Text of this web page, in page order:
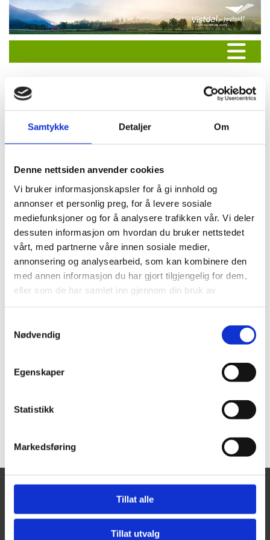
Samtykke Detaljer Om
Denne nettsiden anvender cookies
Vi bruker informasjonskapsler for å gi innhold og
annonser et personlig preg, for å levere sosiale
mediefunksjoner og for å analysere trafikken vår. Vi deler
dessuten informasjon om hvordan du bruker nettstedet
vårt, med partnerne våre innen sosiale medier,
annonsering og analysearbeid, som kan kombinere den
med annen informasjon du har gjort tilgjengelig for dem,
eller som de har samlet inn gjennom din bruk av
Nødvendig
Egenskaper
Statistikk
Markedsføring
Tillat alle
Tillat utvalg